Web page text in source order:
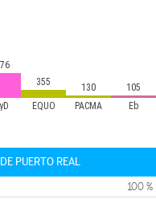
EQUO PACMA Eb
355
130 105
PUERTO REAL
100 %